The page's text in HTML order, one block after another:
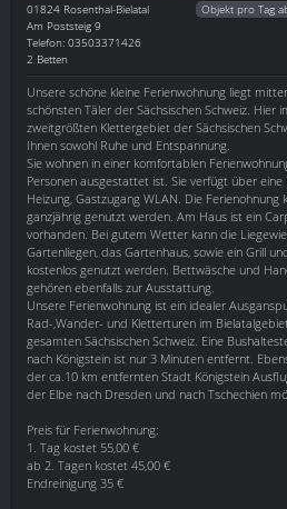
01824 Rosenthal-Bielatal
Am Poststeig 9
Telefon: 03503371426
2 Betten
Objekt pro Tag
Unsere schöne kleine Ferienwohnung liegt
schönsten Täler der Sächsischen Schweiz. Hier
zweitgrößten Klettergebiet der Sächsischen
Ihnen sowohl Ruhe und Entspannung.
Sie wohnen in einer komfortablen
Personen ausgestattet ist. Sie verfügt über
Heizung, Gastzugang WLAN. Die Ferienohnung
ganzjährig genutzt werden. Am Haus ist ein
vorhanden. Bei gutem Wetter kann die
Gartenliegen, das Gartenhaus, sowie ein Grill
kostenlos genutzt werden. Bettwäsche und
gehören ebenfalls zur Ausstattung.
Unsere Ferienwohnung ist ein idealer
Rad-,Wander- und Kletterturen im
gesamten Sächsischen Schweiz. Eine
nach Königstein ist nur 3 Minuten entfernt.
der ca.10 km entfernten Stadt Königstein
der Elbe nach Dresden und nach Tschechien
Preis für Ferienwohnung:
1. Tag kostet 55,00 €
ab 2. Tagen kostet 45,00 €
Endreinigung 35 €